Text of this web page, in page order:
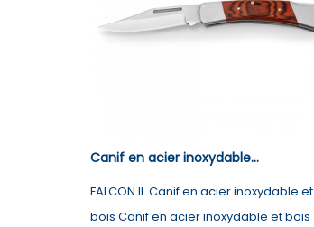
Canif en acier inoxydable...
FALCON II. Canif en acier inoxydable et
bois Canif en acier inoxydable et bois